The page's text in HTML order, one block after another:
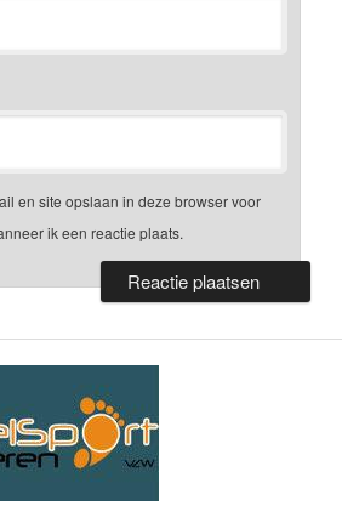
en site opslaan in deze browser voor
ik een reactie plaats.